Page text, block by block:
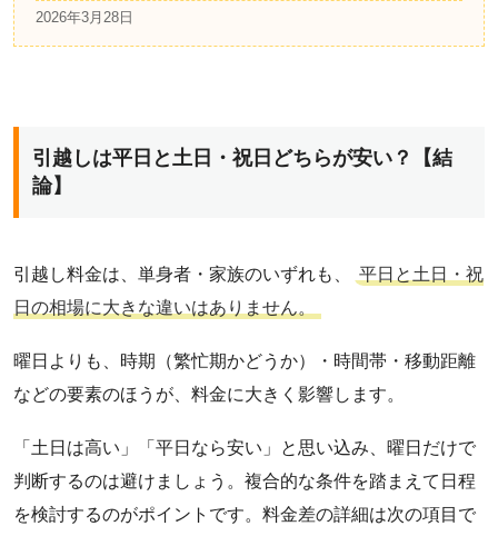
2026年3月28日
引越しは平日と土日・祝日どちらが安い？【結
論】
引越し料金は、単身者・家族のいずれも、
平日と土日・祝
日の相場に大きな違いはありません。
曜日よりも、時期（繁忙期かどうか）・時間帯・移動距離
などの要素のほうが、料金に大きく影響します。
「土日は高い」「平日なら安い」と思い込み、曜日だけで
判断するのは避けましょう。複合的な条件を踏まえて日程
を検討するのがポイントです。料金差の詳細は次の項目で